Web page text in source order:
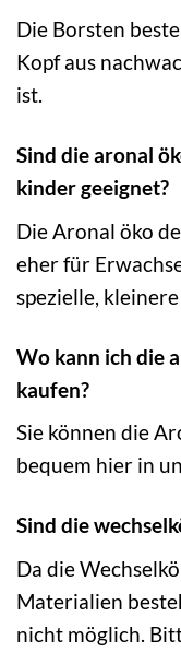
Die Borsten
Kopf aus
ist.
Sind die aronal
kinder geeignet?
Die Aronal öko
eher für
spezielle,
Wo kann ich die
kaufen?
Sie können die
bequem hier in
Sind die
Da die
Materialien
nicht möglich.